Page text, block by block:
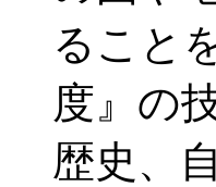
ること
度』の
歴史、